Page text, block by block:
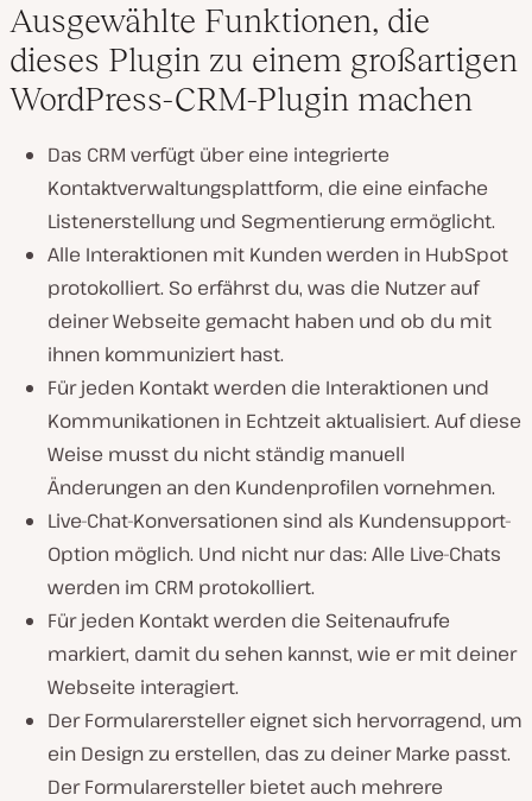
Ausgewählte Funktionen, die
dieses Plugin zu einem großartigen
WordPress-CRM-Plugin machen
Das CRM verfügt über eine integrierte
Kontaktverwaltungsplattform, die eine einfache
Listenerstellung und Segmentierung ermöglicht.
Alle Interaktionen mit Kunden werden in HubSpot
protokolliert. So erfährst du, was die Nutzer auf
deiner Webseite gemacht haben und ob du mit
ihnen kommuniziert hast.
Für jeden Kontakt werden die Interaktionen und
Kommunikationen in Echtzeit aktualisiert. Auf diese
Weise musst du nicht ständig manuell
Änderungen an den Kundenprofilen vornehmen.
Live-Chat-Konversationen sind als Kundensupport-
Option möglich. Und nicht nur das: Alle Live-Chats
werden im CRM protokolliert.
Für jeden Kontakt werden die Seitenaufrufe
markiert, damit du sehen kannst, wie er mit deiner
Webseite interagiert.
Der Formularersteller eignet sich hervorragend, um
ein Design zu erstellen, das zu deiner Marke passt.
Der Formularersteller bietet auch mehrere